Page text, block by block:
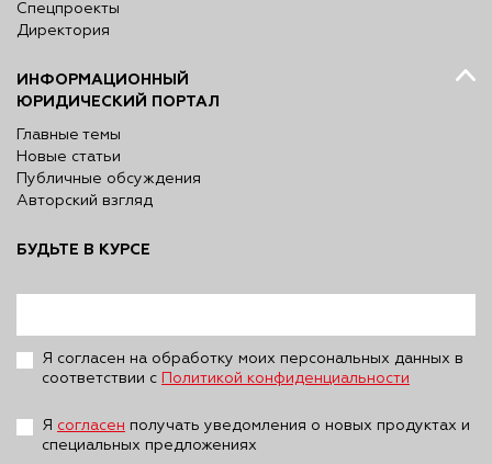
Спецпроекты
Директория
ИНФОРМАЦИОННЫЙ
ЮРИДИЧЕСКИЙ ПОРТАЛ
Главные темы
Новые статьи
Публичные обсуждения
Авторский взгляд
БУДЬТЕ В КУРСЕ
Я согласен на обработку моих персональных данных в
соответствии с
Политикой конфиденциальности
Я согласен получать уведомления о новых продуктах и
специальных предложениях